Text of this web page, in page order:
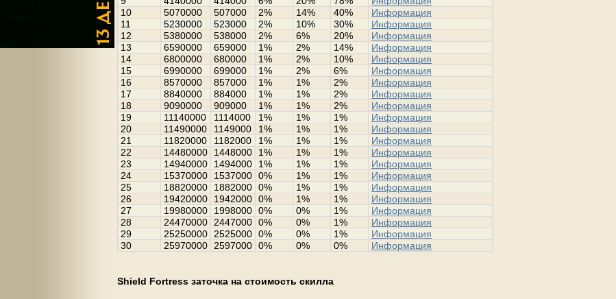
10
5070000 507000 2% 14% 40%
Информация
11
5230000 523000 2% 10% 30%
Информация
12
5380000 538000 2% 6% 20%
Информация
13
6590000 659000 1% 2% 14%
Информация
14
6800000 680000 1% 2% 10%
Информация
15
6990000 699000 1% 2% 6%
Информация
16
8570000 857000 1% 1% 2%
Информация
17
8840000 884000 1% 1% 2%
Информация
18
9090000 909000 1% 1% 2%
Информация
19
11140000 1114000 1% 1% 1%
Информация
20
11490000 1149000 1% 1% 1%
Информация
21
11820000 1182000 1% 1% 1%
Информация
22
14480000 1448000 1% 1% 1%
Информация
23
14940000 1494000 1% 1% 1%
Информация
24
15370000 1537000 0% 1% 1%
Информация
25
18820000 1882000 0% 1% 1%
Информация
26
19420000 1942000 0% 1% 1%
Информация
27
19980000 1998000 0% 0% 1%
Информация
28
24470000 2447000 0% 0% 1%
Информация
29
25250000 2525000 0% 0% 1%
Информация
30
25970000 2597000 0% 0% 0% Информация
Shield Fortress заточка на стоимость скилла